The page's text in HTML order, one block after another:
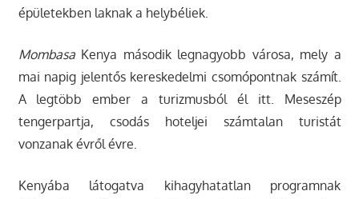
épületekben laknak a helybéliek.
MombasaKenya második legnagyobb városa, mely a
mai napig jelentős kereskedelmi csomópontnak számít.
A legtöbb ember a turizmusból él itt. Meseszép
tengerpartja, csodás hoteljei számtalan turistát
vonzanak évről évre.
Kenyába látogatva kihagyhatatlan programnak